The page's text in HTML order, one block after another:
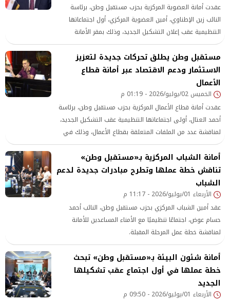
عقدت أمانة العضوية المركزية بحزب مستقبل وطن، برئاسة
النائب زين الإطناوي، أمين العضوية المركزي، أول اجتماعاتها
التنظيمية عقب إعلان التشكيل الجديد، وذلك بمقر الأمانة
المركزية للحزب بالقاهرة الجديدة، بحضور أعضاء هيئة مكتب
الأمانة
مستقبل وطن يطلق تحركات جديدة لتعزيز
الاستثمار ودعم الاقتصاد عبر أمانة قطاع
الأعمال
الخميس 02/يوليو/2026 - 01:19 م
عقدت أمانة قطاع الأعمال المركزية بحزب مستقبل وطن، برئاسة
أحمد العتال، أولى اجتماعاتها التنظيمية عقب التشكيل الجديد،
لمناقشة عدد من الملفات المتعلقة بقطاع الأعمال، وذلك في
إطار متابعة خطة عمل الأمانة خلال المرحلة المقبلة، وبحث آليات
دعم القطاع وتعزيز دوره، وذلك بمقر
أمانة الشباب المركزية بـ«مستقبل وطن»
تناقش خطة عملها وتطرح مبادرات جديدة لدعم
الشباب
الأربعاء 01/يوليو/2026 - 11:17 م
عقد أمين الشباب المركزي بحزب مستقبل وطن، النائب أحمد
حسام عوض، اجتماعًا تنظيميًا مع الأمناء المساعدين للأمانة
لمناقشة خطة عمل المرحلة المقبلة.
أمانة شئون البيئة بـ«مستقبل وطن» تبحث
خطة عملها في أول اجتماع عقب تشكيلها
الجديد
الأربعاء 01/يوليو/2026 - 09:50 م